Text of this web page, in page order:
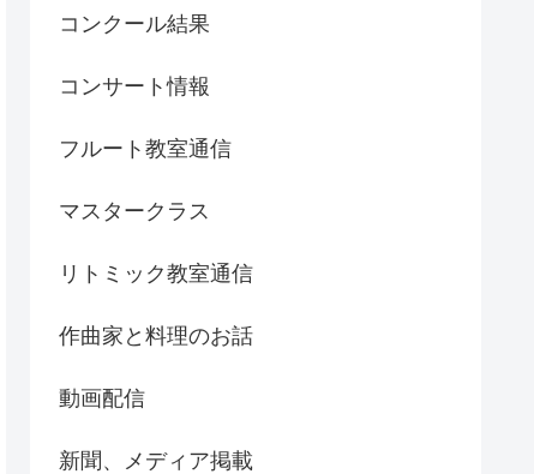
コンクール結果
コンサート情報
フルート教室通信
マスタークラス
リトミック教室通信
作曲家と料理のお話
動画配信
新聞、メディア掲載